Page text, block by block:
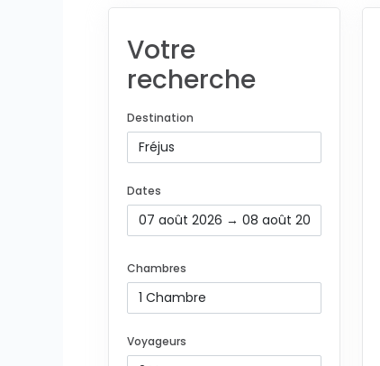
Votre
recherche
Destination
Dates
Chambres
Voyageurs